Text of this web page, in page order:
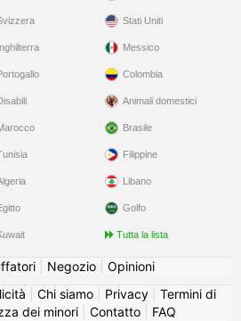
Stati Uniti
Messico
Colombia
Animali domestici
Brasile
Filippine
Libano
Golfo
Tutta la lista
| Negozio| Opinioni
Chi siamo| Privacy| Termini di
dei minori| Contatto| FAQ